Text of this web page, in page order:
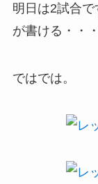
明日は2試合
が書ける・・
ではでは。